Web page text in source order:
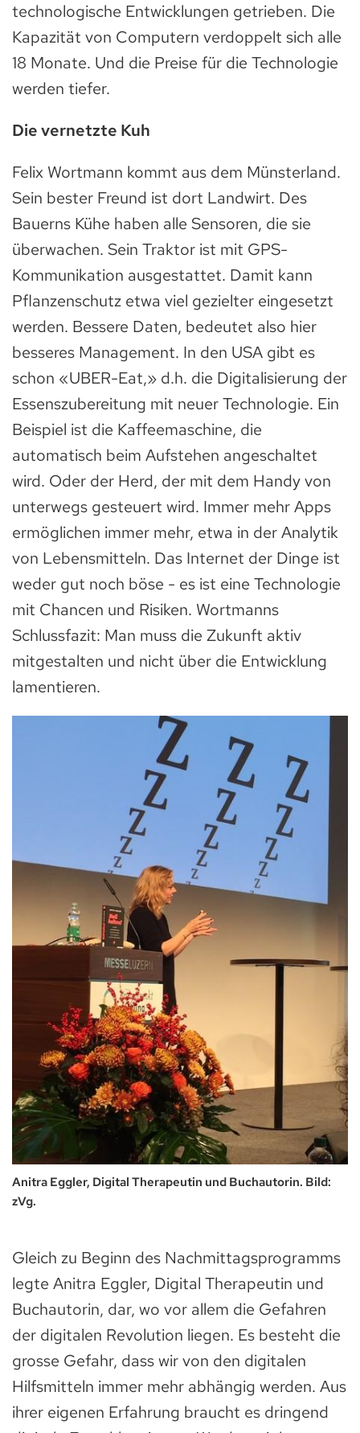
technologische Entwicklungen getrieben. Die
Kapazität von Computern verdoppelt sich alle
18 Monate. Und die Preise für die Technologie
werden tiefer.
Die vernetzte Kuh
Felix Wortmann kommt aus dem Münsterland.
Sein bester Freund ist dort Landwirt. Des
Bauerns Kühe haben alle Sensoren, die sie
überwachen. Sein Traktor ist mit GPS-
Kommunikation ausgestattet. Damit kann
Pflanzenschutz etwa viel gezielter eingesetzt
werden. Bessere Daten, bedeutet also hier
besseres Management. In den USA gibt es
schon «UBER-Eat,» d.h. die Digitalisierung der
Essenszubereitung mit neuer Technologie. Ein
Beispiel ist die Kaffeemaschine, die
automatisch beim Aufstehen angeschaltet
wird. Oder der Herd, der mit dem Handy von
unterwegs gesteuert wird. Immer mehr Apps
ermöglichen immer mehr, etwa in der Analytik
von Lebensmitteln. Das Internet der Dinge ist
weder gut noch böse - es ist eine Technologie
mit Chancen und Risiken. Wortmanns
Schlussfazit: Man muss die Zukunft aktiv
mitgestalten und nicht über die Entwicklung
lamentieren.
Anitra Eggler, Digital Therapeutin und Buchautorin. Bild:
zVg.
Gleich zu Beginn des Nachmittagsprogramms
legte Anitra Eggler, Digital Therapeutin und
Buchautorin, dar, wo vor allem die Gefahren
der digitalen Revolution liegen. Es besteht die
grosse Gefahr, dass wir von den digitalen
Hilfsmitteln immer mehr abhängig werden. Aus
ihrer eigenen Erfahrung braucht es dringend